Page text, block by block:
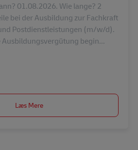
01.08.2026. Wie lange? 2
bei der Ausbildung zur Fachkraft
Postdienstleistungen (m/w/d).
begin...
Læs Mere